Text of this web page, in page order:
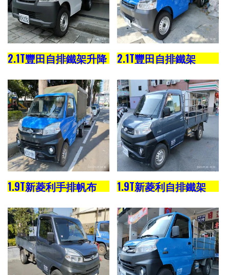
2.1T豐田自排鐵架升降 2.1T豐田自排鐵架
1.9T新菱利手排帆布 1.9T新菱利自排鐵架